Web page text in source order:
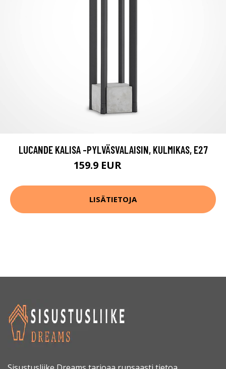
LUCANDE KALISA -PYLVÄSVALAISIN, KULMIKAS, E27
159.9 EUR
LISÄTIETOJA